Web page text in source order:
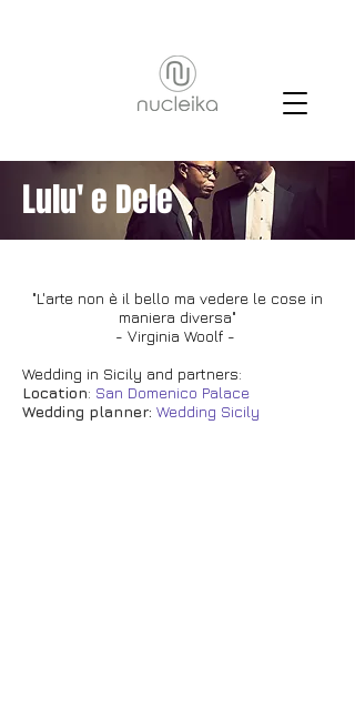
Lulu' e Dele
"L'arte non è il bello ma vedere le cose in
maniera diversa"
- Virginia Woolf -
Wedding in Sicily and partners:
Location: San Domenico Palace
Wedding planner: Wedding Sicily